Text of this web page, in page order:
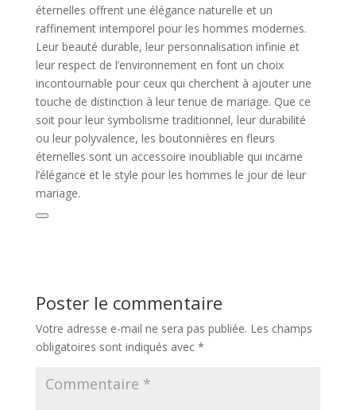
éternelles offrent une élégance naturelle et un
raffinement intemporel pour les hommes modernes.
Leur beauté durable, leur personnalisation infinie et
leur respect de l’environnement en font un choix
incontournable pour ceux qui cherchent à ajouter une
touche de distinction à leur tenue de mariage. Que ce
soit pour leur symbolisme traditionnel, leur durabilité
ou leur polyvalence, les boutonnières en fleurs
éternelles sont un accessoire inoubliable qui incarne
l’élégance et le style pour les hommes le jour de leur
mariage.
Poster le commentaire
Votre adresse e-mail ne sera pas publiée. Les champs
obligatoires sont indiqués avec *